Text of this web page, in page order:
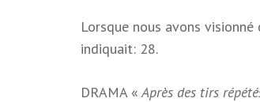
Lorsque nous avons
indiquait: 28.
DRAMA « Après des tirs